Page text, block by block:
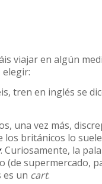
viajar en algún
elegir:
tren en inglés se
una vez más,
los británicos lo
. Curiosamente, la
(de supermercado,
es un cart.